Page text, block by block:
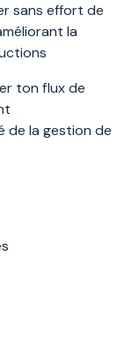
sans effort de
la
ton flux de
de la gestion de